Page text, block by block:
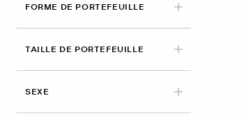
FORME DE PORTEFEUILLE
TAILLE DE PORTEFEUILLE
SEXE